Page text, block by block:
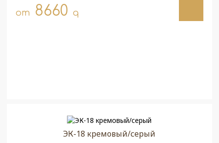
от 8660 q
ЭК-18 кремовый/серый